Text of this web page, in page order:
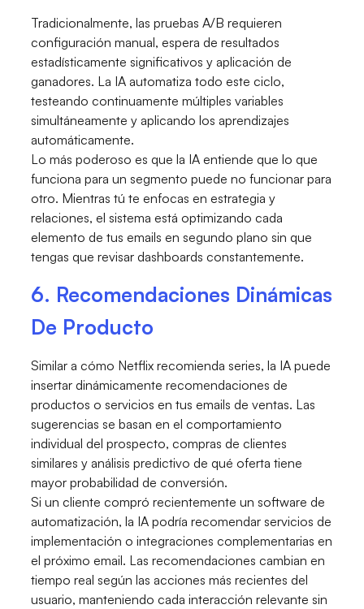
Tradicionalmente, las pruebas A/B requieren
configuración manual, espera de resultados
estadísticamente significativos y aplicación de
ganadores. La IA automatiza todo este ciclo,
testeando continuamente múltiples variables
simultáneamente y aplicando los aprendizajes
automáticamente.
Lo más poderoso es que la IA entiende que lo que
funciona para un segmento puede no funcionar para
otro. Mientras tú te enfocas en estrategia y
relaciones, el sistema está optimizando cada
elemento de tus emails en segundo plano sin que
tengas que revisar dashboards constantemente.
6. Recomendaciones Dinámicas
De Producto
Similar a cómo Netflix recomienda series, la IA puede
insertar dinámicamente recomendaciones de
productos o servicios en tus emails de ventas. Las
sugerencias se basan en el comportamiento
individual del prospecto, compras de clientes
similares y análisis predictivo de qué oferta tiene
mayor probabilidad de conversión.
Si un cliente compró recientemente un software de
automatización, la IA podría recomendar servicios de
implementación o integraciones complementarias en
el próximo email. Las recomendaciones cambian en
tiempo real según las acciones más recientes del
usuario, manteniendo cada interacción relevante sin